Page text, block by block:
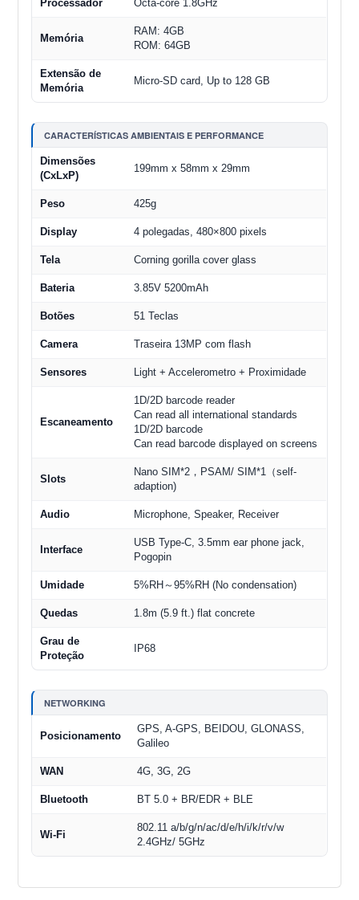
Processador Octa-core 1.8GHz
Memória
RAM: 4GB
ROM: 64GB
Extensão de
Memória
Micro-SD card, Up to 128 GB
CARACTERÍSTICAS AMBIENTAIS E PERFORMANCE
Dimensões
(CxLxP)
199mm x 58mm x 29mm
Peso 425g
Display 4 polegadas, 480×800 pixels
Tela Corning gorilla cover glass
Bateria 3.85V 5200mAh
Botões 51 Teclas
Camera Traseira 13MP com flash
Sensores Light + Accelerometro + Proximidade
Escaneamento
1D/2D barcode reader
Can read all international standards
1D/2D barcode
Can read barcode displayed on screens
Slots
Nano SIM*2，PSAM/ SIM*1（self-
adaption)
Audio Microphone, Speaker, Receiver
Interface
USB Type-C, 3.5mm ear phone jack,
Pogopin
Umidade 5%RH～95%RH (No condensation)
Quedas 1.8m (5.9 ft.) flat concrete
Grau de
Proteção
IP68
NETWORKING
Posicionamento
GPS, A-GPS, BEIDOU, GLONASS,
Galileo
WAN 4G, 3G, 2G
Bluetooth BT 5.0 + BR/EDR + BLE
Wi-Fi
802.11 a/b/g/n/ac/d/e/h/i/k/r/v/w
2.4GHz/ 5GHz